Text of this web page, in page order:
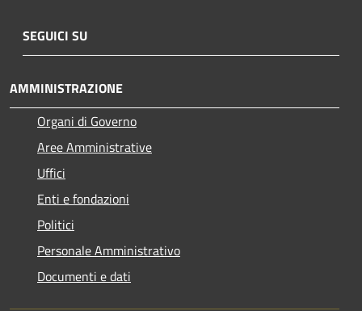
SEGUICI SU
AMMINISTRAZIONE
Organi di Governo
Aree Amministrative
Uffici
Enti e fondazioni
Politici
Personale Amministrativo
Documenti e dati